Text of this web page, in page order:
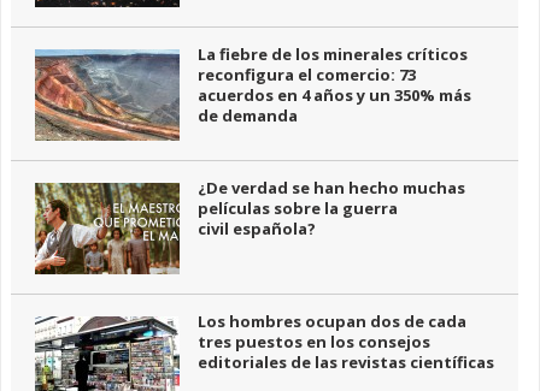
La fiebre de los minerales críticos
reconfigura el comercio: 73
acuerdos en 4 años y un 350% más
de demanda
¿De verdad se han hecho muchas
películas sobre la guerra
civil española?
Los hombres ocupan dos de cada
tres puestos en los consejos
editoriales de las revistas científicas